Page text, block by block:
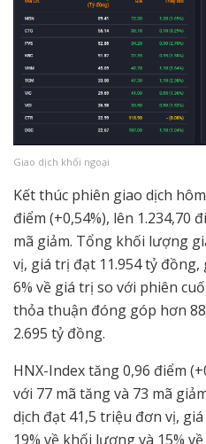
Giao dịch khối ngoại
Kết thúc phiên giao dịch
điểm (+0,54%), lên 1.234,70
mã giảm. Tổng khối lượng
vị, giá trị đạt 11.954 tỷ
6% về giá trị so với phiên
thỏa thuận đóng góp hơn
2.695 tỷ đồng.
HNX-Index tăng 0,96 điểm
với 77 mã tăng và 73 mã
dịch đạt 41,5 triệu đơn vị,
19% về khối lượng và 15%